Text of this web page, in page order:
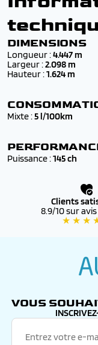
🧾 Détails,
Tous nos
✔️Neufs* ou 0 km
conformité
✔️ Couvert par la
dans tout le
✔️ Éligibles au
(bonus
définitive
* neuf sous
DIMENSIONS
Longueur :4.447 m
Largeur :2.098 m
Hauteur :1.624 m
Mixte :5 l/100km
Puissance :145 ch
Clients
8.9/10 sur
★ ★ ★
VOUS